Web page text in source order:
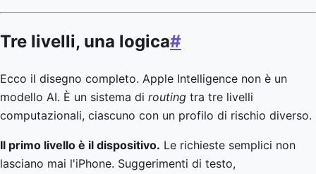
Tre livelli, una logica#
Ecco il disegno completo. Apple Intelligence non è un
modello AI. È un sistema di routing tra tre livelli
computazionali, ciascuno con un profilo di rischio diverso.
Il primo livello è il dispositivo. Le richieste semplici non
lasciano mai l'iPhone. Suggerimenti di testo,